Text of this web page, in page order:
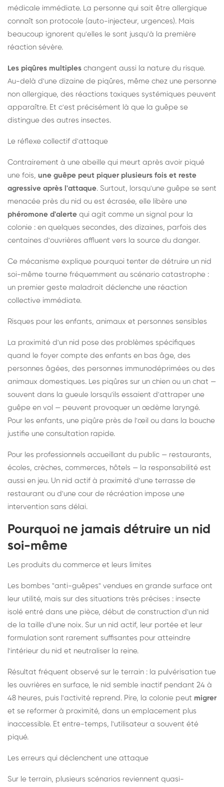
médicale immédiate. La personne qui sait être allergique
connaît son protocole (auto-injecteur, urgences). Mais
beaucoup ignorent qu'elles le sont jusqu'à la première
réaction sévère.
Les piqûres multiples changent aussi la nature du risque.
Au-delà d'une dizaine de piqûres, même chez une personne
non allergique, des réactions toxiques systémiques peuvent
apparaître. Et c'est précisément là que la guêpe se
distingue des autres insectes.
Le réflexe collectif d'attaque
Contrairement à une abeille qui meurt après avoir piqué
une fois, une guêpe peut piquer plusieurs fois et reste
agressive après l'attaque. Surtout, lorsqu'une guêpe se sent
menacée près du nid ou est écrasée, elle libère une
phéromone d'alerte qui agit comme un signal pour la
colonie : en quelques secondes, des dizaines, parfois des
centaines d'ouvrières affluent vers la source du danger.
Ce mécanisme explique pourquoi tenter de détruire un nid
soi-même tourne fréquemment au scénario catastrophe :
un premier geste maladroit déclenche une réaction
collective immédiate.
Risques pour les enfants, animaux et personnes sensibles
La proximité d'un nid pose des problèmes spécifiques
quand le foyer compte des enfants en bas âge, des
personnes âgées, des personnes immunodéprimées ou des
animaux domestiques. Les piqûres sur un chien ou un chat —
souvent dans la gueule lorsqu'ils essaient d'attraper une
guêpe en vol — peuvent provoquer un œdème laryngé.
Pour les enfants, une piqûre près de l'œil ou dans la bouche
justifie une consultation rapide.
Pour les professionnels accueillant du public — restaurants,
écoles, crèches, commerces, hôtels — la responsabilité est
aussi en jeu. Un nid actif à proximité d'une terrasse de
restaurant ou d'une cour de récréation impose une
intervention sans délai.
Pourquoi ne jamais détruire un nid
soi-même
Les produits du commerce et leurs limites
Les bombes "anti-guêpes" vendues en grande surface ont
leur utilité, mais sur des situations très précises : insecte
isolé entré dans une pièce, début de construction d'un nid
de la taille d'une noix. Sur un nid actif, leur portée et leur
formulation sont rarement suffisantes pour atteindre
l'intérieur du nid et neutraliser la reine.
Résultat fréquent observé sur le terrain : la pulvérisation tue
les ouvrières en surface, le nid semble inactif pendant 24 à
48 heures, puis l'activité reprend. Pire, la colonie peut migrer
et se reformer à proximité, dans un emplacement plus
inaccessible. Et entre-temps, l'utilisateur a souvent été
piqué.
Les erreurs qui déclenchent une attaque
Sur le terrain, plusieurs scénarios reviennent quasi-